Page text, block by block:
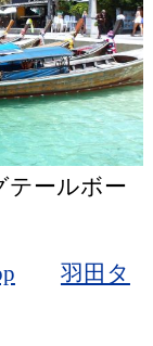
テールボー
羽田タ